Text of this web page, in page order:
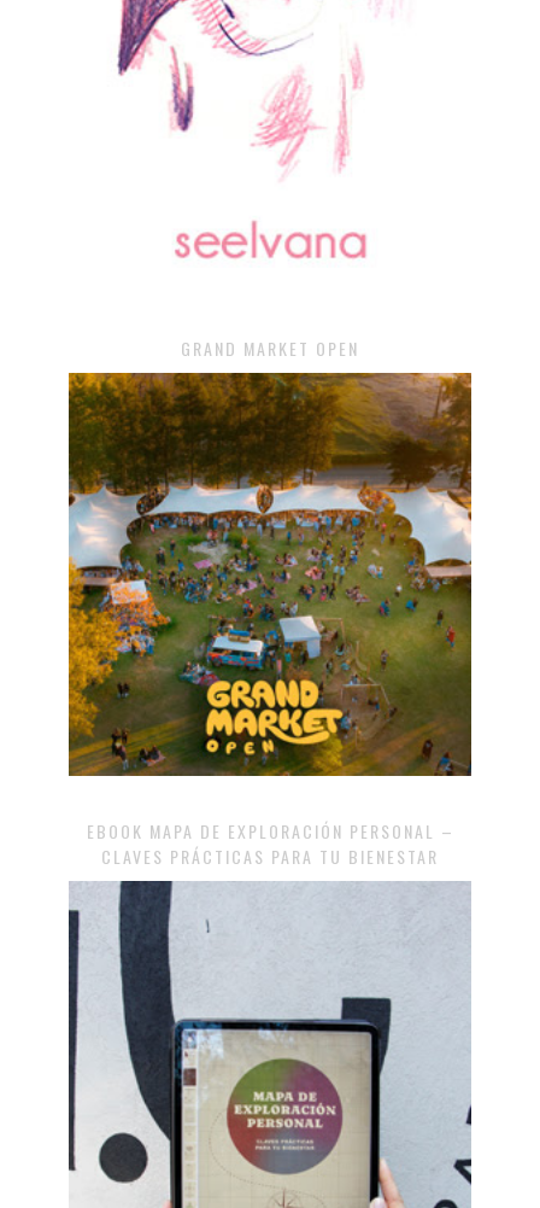
GRAND MARKET OPEN
EBOOK MAPA DE EXPLORACIÓN PERSONAL –
CLAVES PRÁCTICAS PARA TU BIENESTAR